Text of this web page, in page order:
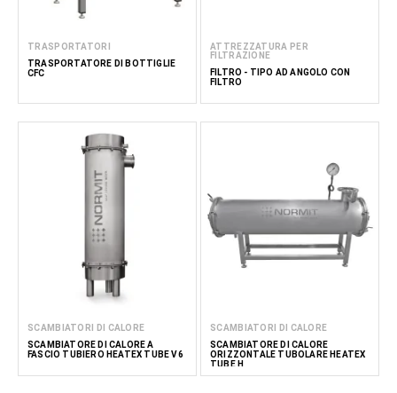
TRASPORTATORI
TRASPORTATORE DI BOTTIGLIE
CFC
ATTREZZATURA PER
FILTRAZIONE
FILTRO - TIPO AD ANGOLO CON
FILTRO
SCAMBIATORI DI CALORE
SCAMBIATORE DI CALORE A
FASCIO TUBIERO HEATEX TUBE V6
SCAMBIATORI DI CALORE
SCAMBIATORE DI CALORE
ORIZZONTALE TUBOLARE HEATEX
TUBE H